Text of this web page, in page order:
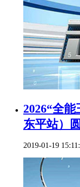
2026“全
东平站）
2019-01-19